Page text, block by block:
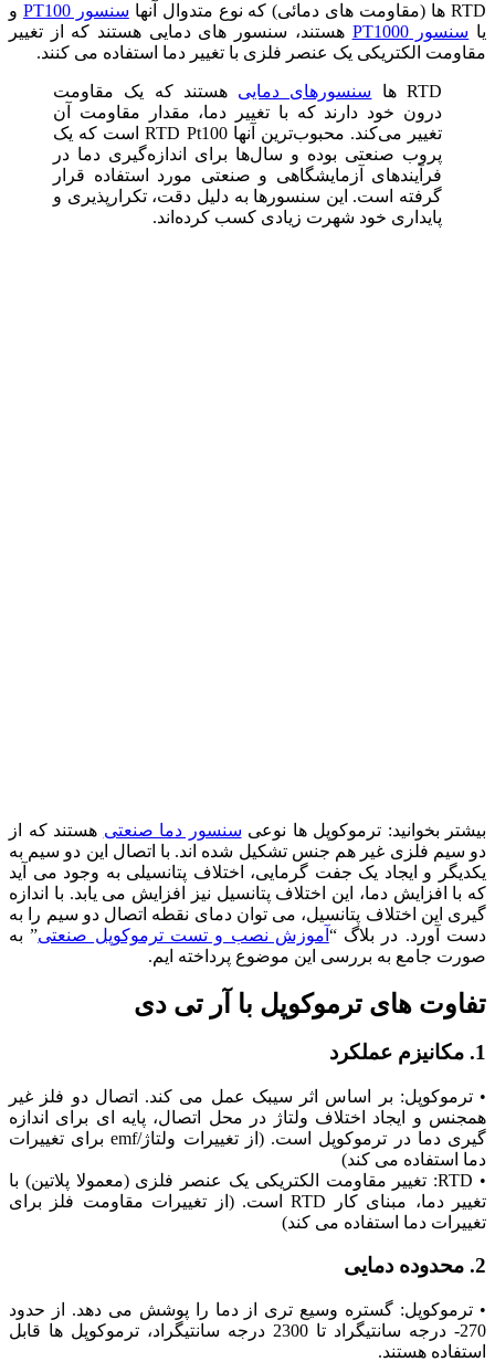
RTD ها (مقاومت‌ های دمائی) که نوع متدوال آنها سنسور PT100
و
یا سنسور PT1000
هستند، سنسور های دمایی هستند که از تغییر
مقاومت الکتریکی یک عنصر فلزی با تغییر دما استفاده می ‌کنند.
RTD‌ ها سنسورهای دمایی هستند که یک مقاومت
درون خود دارند که با تغییر دما، مقدار مقاومت آن
تغییر می‌کند. محبوب‌ترین آنها RTD Pt100 است که یک
پروب صنعتی بوده و سال‌ها برای اندازه‌گیری دما در
فرآیندهای آزمایشگاهی و صنعتی مورد استفاده قرار
گرفته است. این سنسورها به دلیل دقت، تکرارپذیری و
پایداری خود شهرت زیادی کسب کرده‌اند.
بیشتر بخوانید: ترموکوپل ها نوعی سنسور دما صنعتی هستند که از
دو سیم فلزی غیر هم جنس تشکیل شده اند. با اتصال این دو سیم به
یکدیگر و ایجاد یک جفت گرمایی، اختلاف پتانسیلی به وجود می آید
که با افزایش دما، این اختلاف پتانسیل نیز افزایش می یابد. با اندازه
گیری این اختلاف پتانسیل، می توان دمای نقطه اتصال دو سیم را به
دست آورد. در بلاگ “ آموزش نصب و تست ترموکوپل صنعتی” به
صورت جامع به بررسی این موضوع پرداخته ایم.
تفاوت های ترموکوپل با آر تی دی
1. مکانیزم عملکرد
• ترموکوپل: بر اساس اثر سیبک عمل می ‌کند. اتصال دو فلز غیر
همجنس و ایجاد اختلاف ولتاژ در محل اتصال، پایه‌ ای برای اندازه‌
گیری دما در ترموکوپل است. (از تغییرات ولتاژ/emf برای تغییرات
دما استفاده می کند)
• RTD: تغییر مقاومت الکتریکی یک عنصر فلزی (معمولا پلاتین) با
تغییر دما، مبنای کار RTD است. (از تغییرات مقاومت فلز برای
تغییرات دما استفاده می کند)
2. محدوده دمایی
• ترموکوپل: گستره وسیع ‌تری از دما را پوشش می ‌دهد. از حدود
270- درجه سانتیگراد تا 2300 درجه سانتیگراد، ترموکوپل ‌ها قابل
استفاده هستند.